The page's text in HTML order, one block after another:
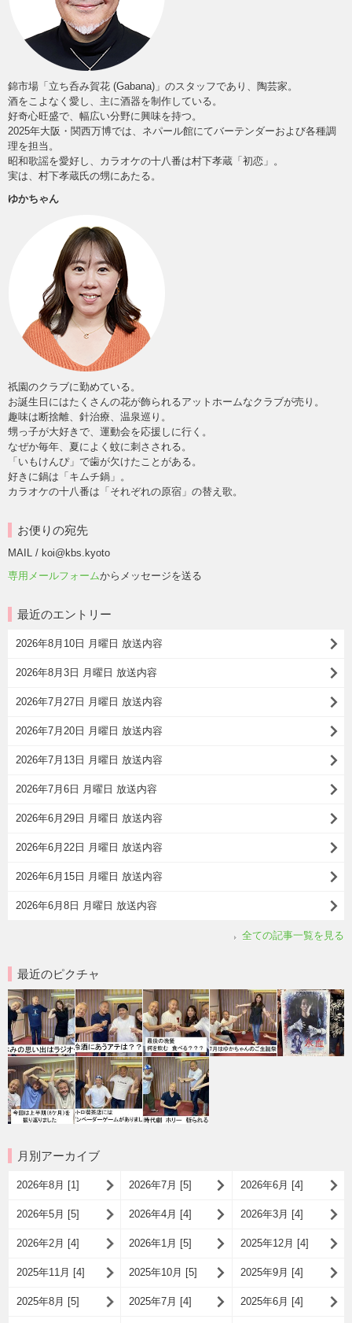
錦市場「立ち呑み賀花 (Gabana)」のスタッフであり、陶芸家。
酒をこよなく愛し、主に酒器を制作している。
好奇心旺盛で、幅広い分野に興味を持つ。
2025年大阪・関西万博では、ネパール館にてバーテンダーおよび各種調
理を担当。
昭和歌謡を愛好し、カラオケの十八番は村下孝蔵「初恋」。
実は、村下孝蔵氏の甥にあたる。
ゆかちゃん
祇園のクラブに勤めている。
お誕生日にはたくさんの花が飾られるアットホームなクラブが売り。
趣味は断捨離、針治療、温泉巡り。
甥っ子が大好きで、運動会を応援しに行く。
なぜか毎年、夏によく蚊に刺さされる。
「いもけんぴ」で歯が欠けたことがある。
好きに鍋は「キムチ鍋」。
カラオケの十八番は「それぞれの原宿」の替え歌。
お便りの宛先
MAIL / koi@kbs.kyoto
専用メールフォームからメッセージを送る
最近のエントリー
2026年8月10日 月曜日 放送内容
2026年8月3日 月曜日 放送内容
2026年7月27日 月曜日 放送内容
2026年7月20日 月曜日 放送内容
2026年7月13日 月曜日 放送内容
2026年7月6日 月曜日 放送内容
2026年6月29日 月曜日 放送内容
2026年6月22日 月曜日 放送内容
2026年6月15日 月曜日 放送内容
2026年6月8日 月曜日 放送内容
全ての記事一覧を見る
最近のピクチャ
月別アーカイブ
2026年8月 [1] 2026年7月 [5] 2026年6月 [4]
2026年5月 [5] 2026年4月 [4] 2026年3月 [4]
2026年2月 [4] 2026年1月 [5] 2025年12月 [4]
2025年11月 [4] 2025年10月 [5] 2025年9月 [4]
2025年8月 [5] 2025年7月 [4] 2025年6月 [4]